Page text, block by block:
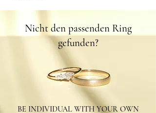
Nicht den passenden Ring
gefunden?
BE INDIVIDUAL WITH YOUR OWN